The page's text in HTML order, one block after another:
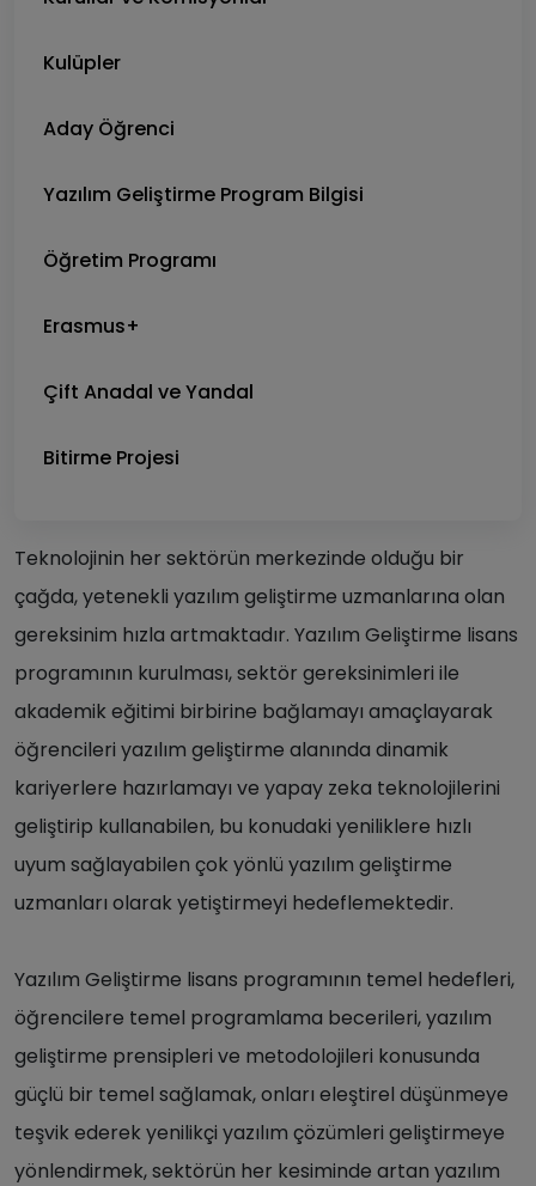
Teknolojinin her sektörün merkezinde olduğu bir
çağda, yetenekli yazılım geliştirme uzmanlarına olan
gereksinim hızla artmaktadır. Yazılım Geliştirme lisans
programının kurulması, sektör gereksinimleri ile
akademik eğitimi birbirine bağlamayı amaçlayarak
öğrencileri yazılım geliştirme alanında dinamik
kariyerlere hazırlamayı ve yapay zeka teknolojilerini
geliştirip kullanabilen, bu konudaki yeniliklere hızlı
uyum sağlayabilen çok yönlü yazılım geliştirme
uzmanları olarak yetiştirmeyi hedeflemektedir.
Yazılım Geliştirme lisans programının temel hedefleri,
öğrencilere temel programlama becerileri, yazılım
geliştirme prensipleri ve metodolojileri konusunda
güçlü bir temel sağlamak, onları eleştirel düşünmeye
teşvik ederek yenilikçi yazılım çözümleri geliştirmeye
yönlendirmek, sektörün her kesiminde artan yazılım
Kulüpler
Aday Öğrenci
Yazılım Geliştirme Program Bilgisi
Öğretim Programı
Erasmus+
Çift Anadal ve Yandal
Bitirme Projesi